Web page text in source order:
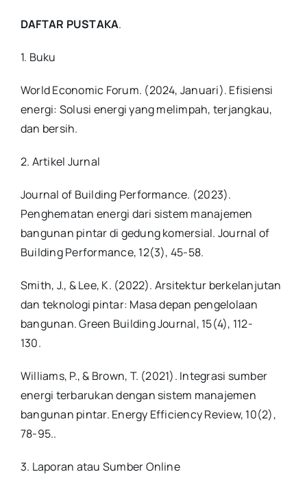
DAFTAR PUSTAKA.
1. Buku
World Economic Forum. (2024, Januari). Efisiensi
energi: Solusi energi yang melimpah, terjangkau,
dan bersih.
2. Artikel Jurnal
Journal of Building Performance. (2023).
Penghematan energi dari sistem manajemen
bangunan pintar di gedung komersial. Journal of
Building Performance, 12(3), 45-58.
Smith, J., & Lee, K. (2022). Arsitektur berkelanjutan
dan teknologi pintar: Masa depan pengelolaan
bangunan. Green Building Journal, 15(4), 112-
130.
Williams, P., & Brown, T. (2021). Integrasi sumber
energi terbarukan dengan sistem manajemen
bangunan pintar. Energy Efficiency Review, 10(2),
78-95..
3. Laporan atau Sumber Online